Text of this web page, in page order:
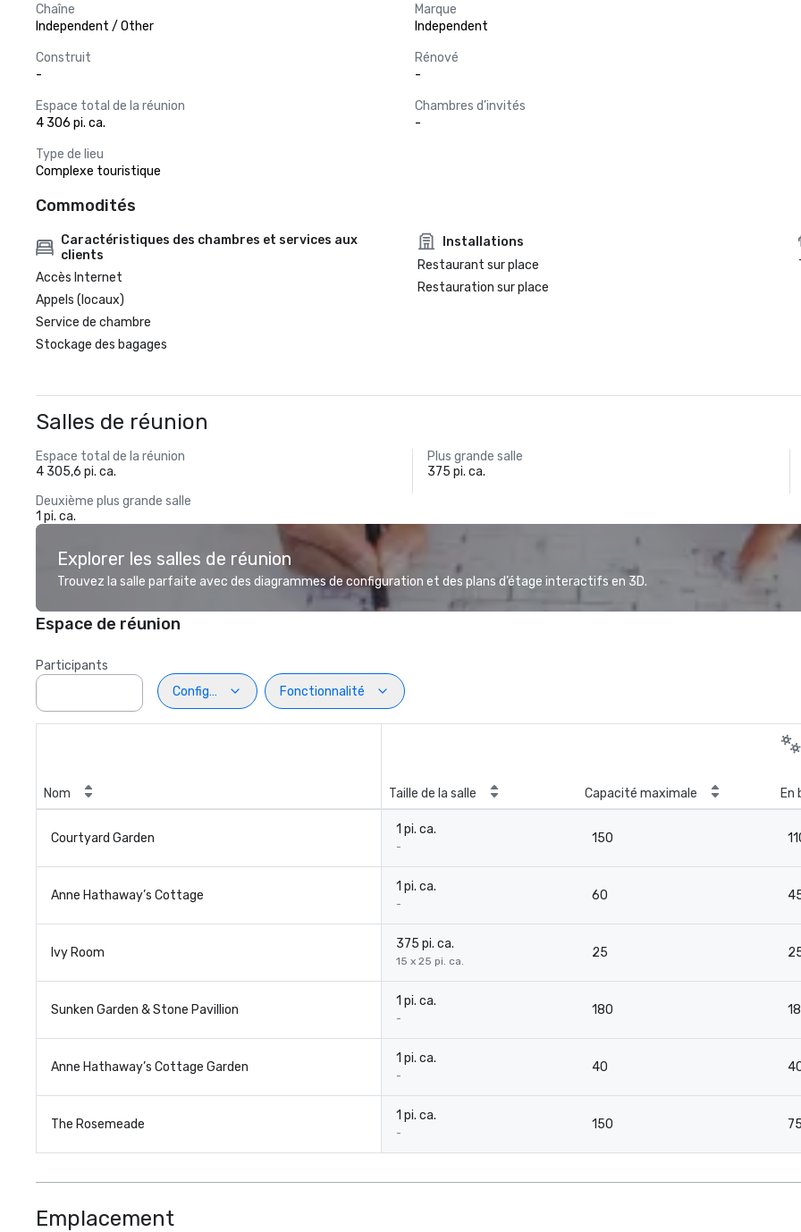
Chaîne
Independent / Other
Marque
Independent
Construit
-
Rénové
-
Espace total de la réunion
4 306 pi. ca.
Chambres d’invités
-
Type de lieu
Complexe touristique
Commodités
Caractéristiques des chambres et services aux
clients
Accès Internet
Appels (locaux)
Service de chambre
Stockage des bagages
Installations
Restaurant sur place
Restauration sur place
Salles de réunion
Espace total de la réunion
4 305,6 pi. ca.
Plus grande salle
375 pi. ca.
Deuxième plus grande salle
1 pi. ca.
Explorer les salles de réunion
Trouvez la salle parfaite avec des diagrammes de configuration et des plans d’étage interactifs en 3D.
Espace de réunion
Participants
Configuration
Fonctionnalité
Nom Taille de la salle Capacité maximale En
Courtyard Garden
1 pi. ca.
-
150
Anne Hathaway’s Cottage
1 pi. ca.
-
60
Ivy Room
375 pi. ca.
15 x 25 pi. ca.
25
Sunken Garden & Stone Pavillion
1 pi. ca.
-
180
Anne Hathaway’s Cottage Garden
1 pi. ca.
-
40
The Rosemeade
1 pi. ca.
-
150 75
Emplacement